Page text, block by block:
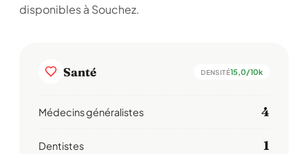
disponibles à Souchez.
Santé DENSITÉ15,0/10k
Médecins généralistes 4
Dentistes 1